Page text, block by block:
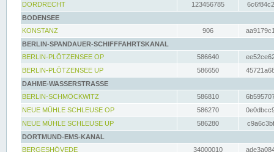
DORDRECHT
123456785
BODENSEE
KONSTANZ
906
BERLIN-SPANDAUER-SCHIFFFAHRTSKANAL
BERLIN-PLÖTZENSEE OP
586640
BERLIN-PLÖTZENSEE UP
586650
DAHME-WASSERSTRASSE
BERLIN-SCHMÖCKWITZ
586810
NEUE MÜHLE SCHLEUSE OP
586270
NEUE MÜHLE SCHLEUSE UP
586280
DORTMUND-EMS-KANAL
BERGESHÖVEDE
34000010